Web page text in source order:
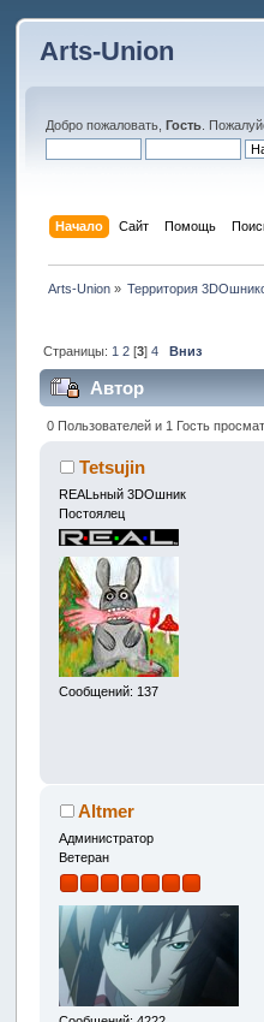
Arts-Union
Добро пожаловать,Гость .
Начало Сайт Помощь
Arts-Union» Территория
Страницы: 1 2[3] 4 Вниз
Автор
0 Пользователей и 1 Гость
Tetsujin
REALьный 3DOшник
Постоялец
Сообщений: 137
Altmer
Администратор
Ветеран